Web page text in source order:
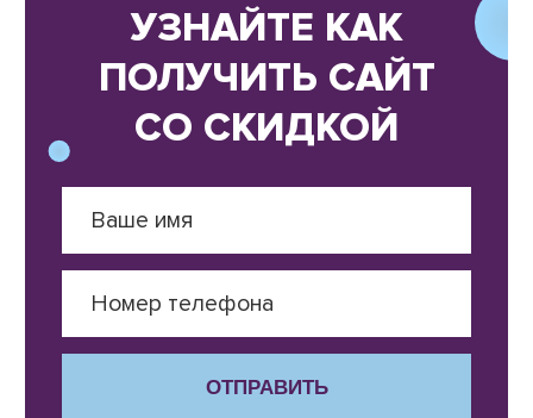
УЗНАЙТЕ КАК
ПОЛУЧИТЬ САЙТ
СО СКИДКОЙ
ОТПРАВИТЬ